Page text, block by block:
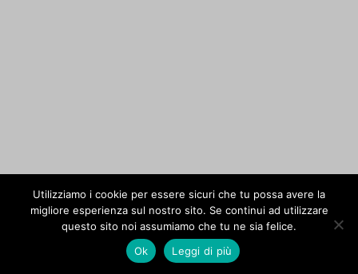
Utilizziamo i cookie per essere sicuri che tu possa avere la
migliore esperienza sul nostro sito. Se continui ad utilizzare
questo sito noi assumiamo che tu ne sia felice.
Ok
Leggi di più